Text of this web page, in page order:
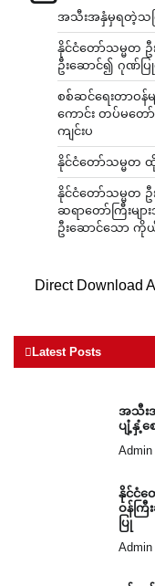
အသီးအနှံမှရတဲ့သက
နိုင်ငံတော်သမ္မတ ဦ
ဦးဆောင်၍ ဂုဏ်ပ
စစ်ဆင်ရေးတာဝန်
ကောင်း တပ်မတော်
ကျင်းပ
နိုင်ငံတော်သမ္မတ
နိုင်ငံတော်သမ္မတ
ဆရာတော်ကြီးမျ
ဦးဆောင်သော
Direct Download
Latest Posts
အသီး
ပျံ့နှံ့စ
Admin
နိုင်ငံတ
ဝန်ကြီ
ပြု
Admin